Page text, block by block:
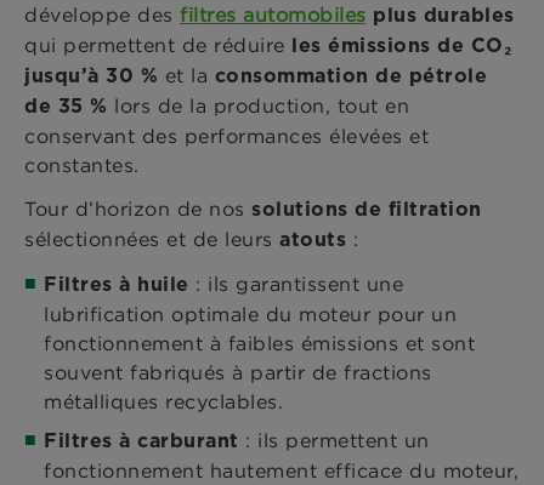
développe des filtres automobiles plus durables
qui permettent de réduire les émissions de CO₂
jusqu’à 30 % et la consommation de pétrole
de 35 % lors de la production, tout en
conservant des performances élevées et
constantes.
Tour d’horizon de nos solutions de filtration
sélectionnées et de leurs atouts :
Filtres à huile : ils garantissent une
lubrification optimale du moteur pour un
fonctionnement à faibles émissions et sont
souvent fabriqués à partir de fractions
métalliques recyclables.
Filtres à carburant : ils permettent un
fonctionnement hautement efficace du moteur,